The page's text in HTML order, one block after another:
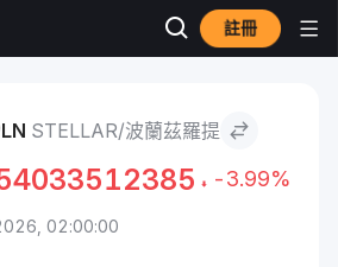
註冊
Stellar to 波蘭茲羅提
STELLAR/波蘭茲羅提
-3.99%
02:00:00